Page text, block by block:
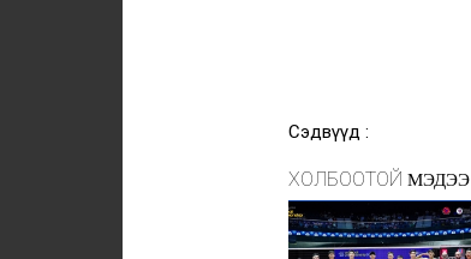
Сэдвүүд :
ХОЛБООТОЙ МЭДЭЭ